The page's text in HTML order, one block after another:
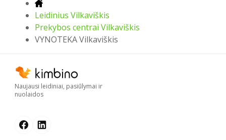
Leidinius Vilkaviškis
Prekybos centrai Vilkaviškis
VYNOTEKA Vilkaviškis
Naujausi leidiniai, pasiūlymai ir
nuolaidos